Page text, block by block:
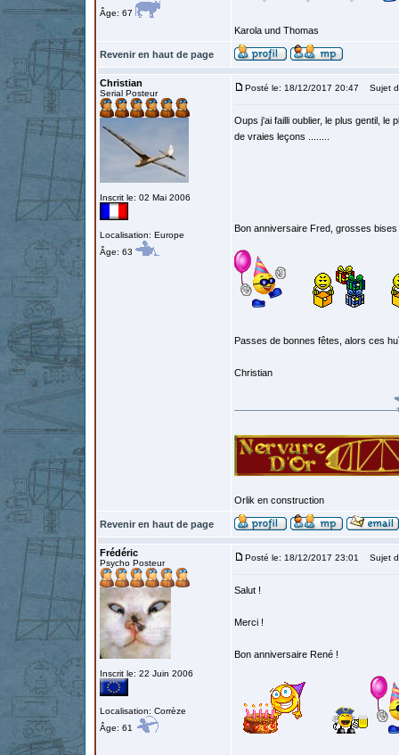
Âge: 67
Karola und Thomas
Revenir en haut de page
Christian
Serial Posteur
Inscrit le: 02 Mai 2006
Localisation: Europe
Âge: 63
Posté le: 18/12/2017 20:47 Sujet
Oups j'ai failli oublier, le plus gentil,
de vraies leçons ........
Bon anniversaire Fred, grosses bises
Passes de bonnes fêtes, alors ces
Christian
Orlik en construction
Revenir en haut de page
Frédéric
Psycho Posteur
Inscrit le: 22 Juin 2006
Localisation: Corrèze
Âge: 61
Posté le: 18/12/2017 23:01 Sujet
Salut !
Merci !
Bon anniversaire René !